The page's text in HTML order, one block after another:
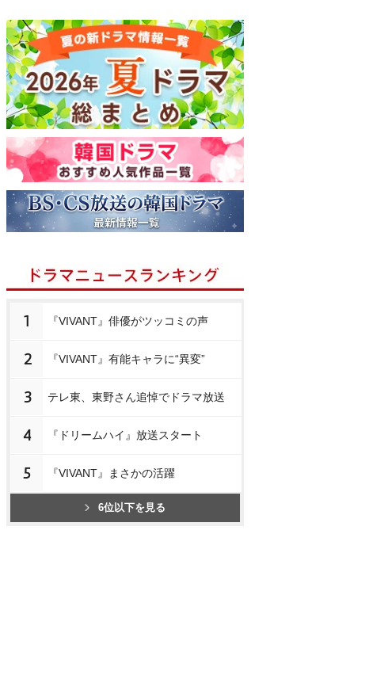
1 『VIVANT』俳優がツッコミの声
2 『VIVANT』有能キャラに“異変”
3 テレ東、東野さん追悼でドラマ放送
4 『ドリームハイ』放送スタート
5 『VIVANT』まさかの活躍
6位以下を見る